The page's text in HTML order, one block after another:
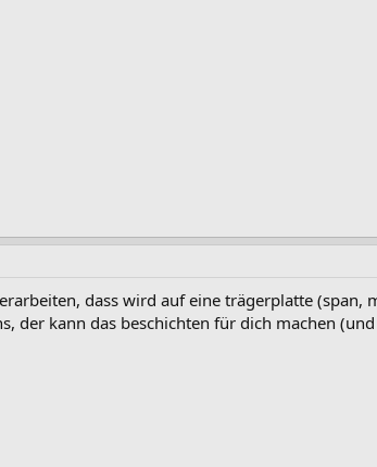
dass wird auf eine trägerplatte (span,
der kann das beschichten für dich machen